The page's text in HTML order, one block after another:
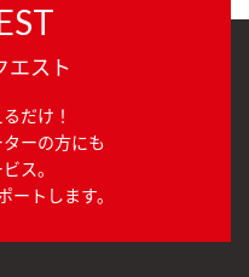
エスト
だけ！
ーの方にも
ス。
ートします。